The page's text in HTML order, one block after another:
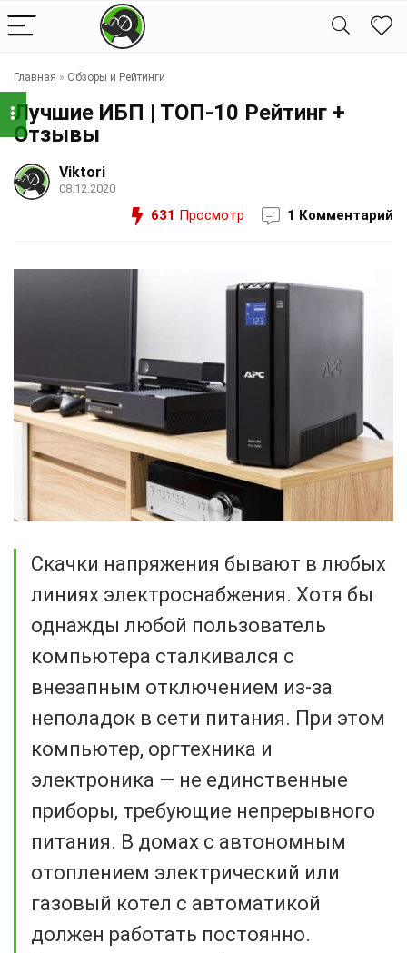
Главная » Обзоры и Рейтинги
Лучшие ИБП | ТОП-10 Рейтинг +
Отзывы
Viktori
08.12.2020
631 Просмотр 1 Комментарий
Скачки напряжения бывают в любых
линиях электроснабжения. Хотя бы
однажды любой пользователь
компьютера сталкивался с
внезапным отключением из-за
неполадок в сети питания. При этом
компьютер, оргтехника и
электроника — не единственные
приборы, требующие непрерывного
питания. В домах с автономным
отоплением электрический или
газовый котел с автоматикой
должен работать постоянно.